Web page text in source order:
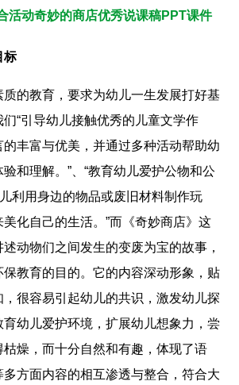
活动奇妙的商店优秀说课稿PPT课件
标
教育，要求为幼儿一生发展打好基
“引导幼儿接触优秀的儿童文学作
丰富与优美，并通过多种活动帮助幼
和理解。”、“教育幼儿爱护公物和公
利用身边的物品或废旧材料制作玩
化自己的生活。”而《奇妙商店》这
动物们之间发生的变废为宝的故事，
教育的目的。它的内容深动形象，贴
很容易引起幼儿的共识，激发幼儿探
育幼儿爱护环境，扩展幼儿想象力，尝
燥，而十分自然和有趣，体现了语
方面内容的相互渗透与整合，符合大